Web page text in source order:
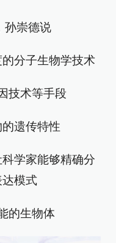
孙崇德说
分子生物学技术
技术等手段
遗传特性
学家能够精确分
模式
的生物体